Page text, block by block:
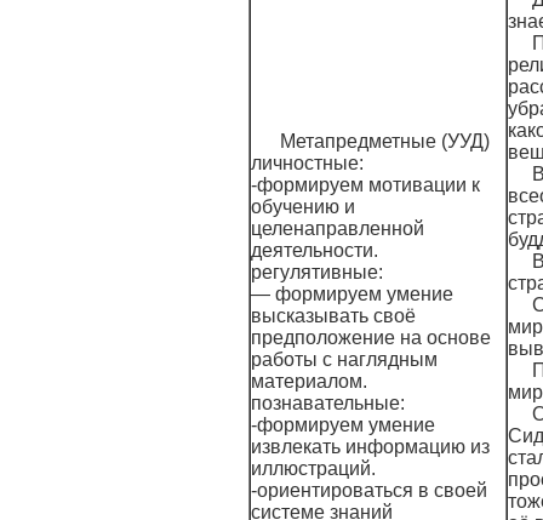
Метапредметные (УУД)
личностные:
-формируем мотивации к
обучению и
целенаправленной
деятельности.
регулятивные:
— формируем умение
высказывать своё
предположение на основе
работы с наглядным
материалом.
познавательные:
-формируем умение
извлекать информацию из
иллюстраций.
-ориентироваться в своей
системе знаний